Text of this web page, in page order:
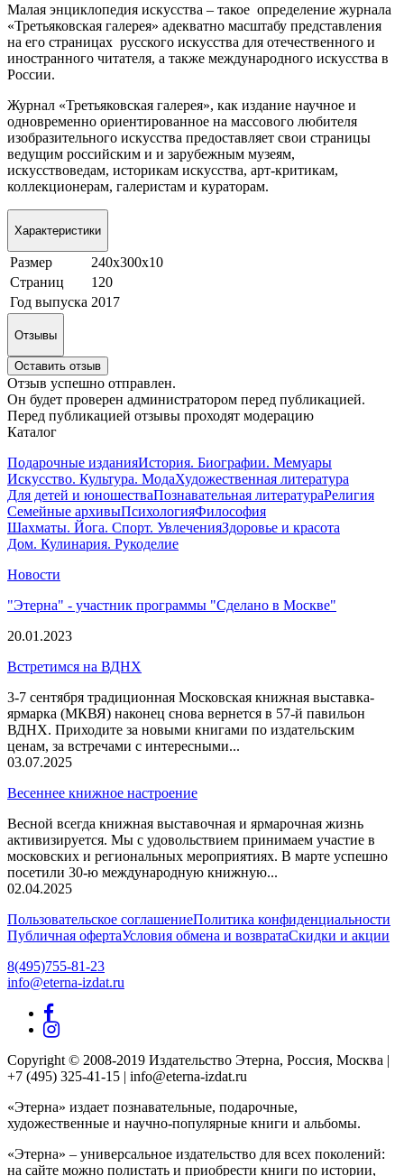
Малая энциклопедия искусства – такое определение журнала
«Третьяковская галерея» адекватно масштабу представления
на его страницах русского искусства для отечественного и
иностранного читателя, а также международного искусства в
России.
Журнал «Третьяковская галерея», как издание научное и
одновременно ориентированное на массового любителя
изобразительного искусства предоставляет свои страницы
ведущим российским и и зарубежным музеям,
искусствоведам, историкам искусства, арт-критикам,
коллекционерам, галеристам и кураторам.
Характеристики
Размер
240х300х10
Страниц
120
Год выпуска 2017
Отзывы
Оставить отзыв
Отзыв успешно отправлен.
Он будет проверен администратором перед публикацией.
Перед публикацией отзывы проходят модерацию
Каталог
Подарочные изданияИстория. Биографии. Мемуары
Искусство. Культура. МодаХудожественная литература
Для детей и юношестваПознавательная литератураРелигия
Семейные архивыПсихологияФилософия
Шахматы. Йога. Спорт. УвлеченияЗдоровье и красота
Дом. Кулинария. Рукоделие
Новости
"Этерна" - участник программы "Сделано в Москве"
20.01.2023
Встретимся на ВДНХ
3-7 сентября традиционная Московская книжная выставка-
ярмарка (МКВЯ) наконец снова вернется в 57-й павильон
ВДНХ. Приходите за новыми книгами по издательским
ценам, за встречами с интересными...
03.07.2025
Весеннее книжное настроение
Весной всегда книжная выставочная и ярмарочная жизнь
активизируется. Мы с удовольствием принимаем участие в
московских и региональных мероприятиях. В марте успешно
посетили 30-ю международную книжную...
02.04.2025
Пользовательское соглашениеПолитика конфиденциальности
Публичная офертаУсловия обмена и возвратаСкидки и акции
8(495)755-81-23
info@eterna-izdat.ru
Copyright © 2008-2019 Издательство Этерна, Россия, Москва |
+7 (495) 325-41-15 | info@eterna-izdat.ru
«Этерна» издает познавательные, подарочные,
художественные и научно-популярные книги и альбомы.
«Этерна» – универсальное издательство для всех поколений:
на сайте можно полистать и приобрести книги по истории,